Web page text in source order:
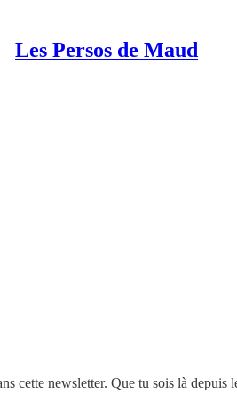
Les Persos de Maud
cette newsletter. Que tu sois là depuis